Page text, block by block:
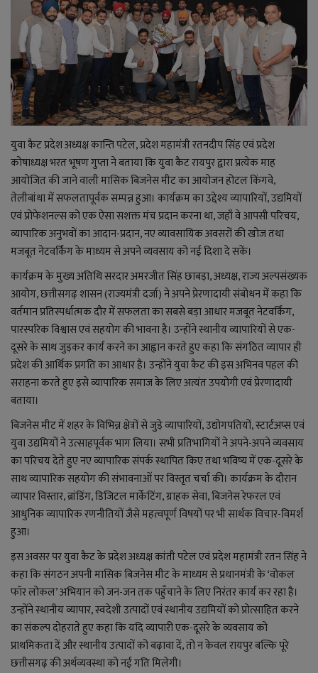
राजनीति
बिजनेस
मनोरंजन
ज्ञान विज्ञान
करिअर
वाद विवाद
संपादकीय
धर्म
लाइफ स्टाइल
जोक्स
सोशल मीडिया
Gallery
युवा कैट प्रदेश अध्यक्ष कान्ति पटेल, प्रदेश महामंत्री रतनदीप सिंह एवं प्रदेश
कोषाध्यक्ष भरत भूषण गुप्ता ने बताया कि युवा कैट रायपुर द्वारा प्रत्येक माह
आयोजित की जाने वाली मासिक बिजनेस मीट का आयोजन होटल किंगवे,
तेलीबांधा में सफलतापूर्वक सम्पन्न हुआ। कार्यक्रम का उद्देश्य व्यापारियों, उद्यमियों
एवं प्रोफेशनल्स को एक ऐसा सशक्त मंच प्रदान करना था, जहाँ वे आपसी परिचय,
व्यापारिक अनुभवों का आदान-प्रदान, नए व्यावसायिक अवसरों की खोज तथा
मजबूत नेटवर्किंग के माध्यम से अपने व्यवसाय को नई दिशा दे सकें।
कार्यक्रम के मुख्य अतिथि सरदार अमरजीत सिंह छाबड़ा, अध्यक्ष, राज्य अल्पसंख्यक
आयोग, छत्तीसगढ़ शासन (राज्यमंत्री दर्जा) ने अपने प्रेरणादायी संबोधन में कहा कि
वर्तमान प्रतिस्पर्धात्मक दौर में सफलता का सबसे बड़ा आधार मजबूत नेटवर्किंग,
पारस्परिक विश्वास एवं सहयोग की भावना है। उन्होंने स्थानीय व्यापारियों से एक-
दूसरे के साथ जुड़कर कार्य करने का आह्वान करते हुए कहा कि संगठित व्यापार ही
प्रदेश की आर्थिक प्रगति का आधार है। उन्होंने युवा कैट की इस अभिनव पहल की
सराहना करते हुए इसे व्यापारिक समाज के लिए अत्यंत उपयोगी एवं प्रेरणादायी
बताया।
बिजनेस मीट में शहर के विभिन्न क्षेत्रों से जुड़े व्यापारियों, उद्योगपतियों, स्टार्टअप्स एवं
युवा उद्यमियों ने उत्साहपूर्वक भाग लिया। सभी प्रतिभागियों ने अपने-अपने व्यवसाय
का परिचय देते हुए नए व्यापारिक संपर्क स्थापित किए तथा भविष्य में एक-दूसरे के
साथ व्यापारिक सहयोग की संभावनाओं पर विस्तृत चर्चा की। कार्यक्रम के दौरान
व्यापार विस्तार, ब्रांडिंग, डिजिटल मार्केटिंग, ग्राहक सेवा, बिजनेस रेफरल एवं
आधुनिक व्यापारिक रणनीतियों जैसे महत्वपूर्ण विषयों पर भी सार्थक विचार-विमर्श
हुआ।
इस अवसर पर युवा कैट के प्रदेश अध्यक्ष कांती पटेल एवं प्रदेश महामंत्री रतन सिंह ने
कहा कि संगठन अपनी मासिक बिजनेस मीट के माध्यम से प्रधानमंत्री के ‘वोकल
फॉर लोकल’ अभियान को जन-जन तक पहुँचाने के लिए निरंतर कार्य कर रहा है।
उन्होंने स्थानीय व्यापार, स्वदेशी उत्पादों एवं स्थानीय उद्यमियों को प्रोत्साहित करने
का संकल्प दोहराते हुए कहा कि यदि व्यापारी एक-दूसरे के व्यवसाय को
प्राथमिकता दें और स्थानीय उत्पादों को बढ़ावा दें, तो न केवल रायपुर बल्कि पूरे
छत्तीसगढ़ की अर्थव्यवस्था को नई गति मिलेगी।